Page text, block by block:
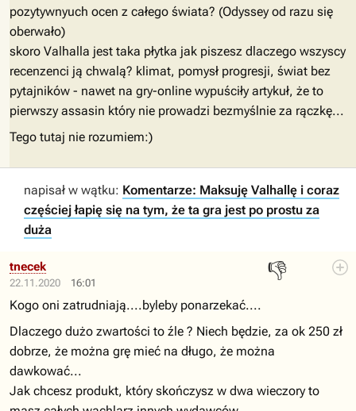
pozytywnyuch ocen z całego świata? (Odyssey od razu się
oberwało)
skoro Valhalla jest taka płytka jak piszesz dlaczego wszyscy
recenzenci ją chwalą? klimat, pomysł progresji, świat bez
pytajników - nawet na gry-online wypuściły artykuł, że to
pierwszy assasin który nie prowadzi bezmyślnie za rączkę...
Tego tutaj nie rozumiem:)
napisał w wątku: Komentarze: Maksuję Valhallę i coraz
częściej łapię się na tym, że ta gra jest po prostu za
duża
22.11.2020 16:01
👎
tnecek
Kogo oni zatrudniają....byleby ponarzekać....
Dlaczego dużo zwartości to źle ? Niech będzie, za ok 250 zł
dobrze, że można grę mieć na długo, że można
dawkować...
Jak chcesz produkt, który skończysz w dwa wieczory to